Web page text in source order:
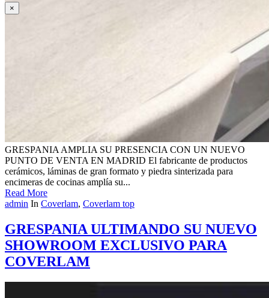
GRESPANIA AMPLIA SU PRESENCIA CON UN NUEVO
PUNTO DE VENTA EN MADRID El fabricante de productos
cerámicos, láminas de gran formato y piedra sinterizada para
encimeras de cocinas amplía su...
Read More
admin In Coverlam, Coverlam top
GRESPANIA ULTIMANDO SU NUEVO
SHOWROOM EXCLUSIVO PARA
COVERLAM
×